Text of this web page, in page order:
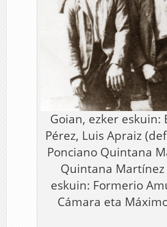
Goian, ezker
Pérez, Luis Apraiz
Ponciano Quintana
Quintana Martínez
eskuin: Formerio
Cámara eta